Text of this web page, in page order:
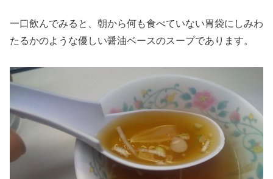
一口飲んでみると、朝から何も食べていない胃袋にしみわ
たるかのような優しい醤油ベースのスープであります。